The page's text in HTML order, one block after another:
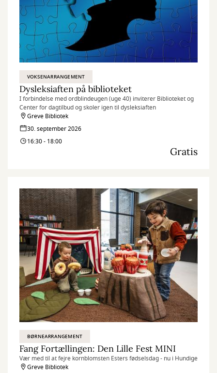
VOKSENARRANGEMENT
Dysleksiaften på biblioteket
I forbindelse med ordblindeugen (uge 40) inviterer Biblioteket og
Center for dagtilbud og skoler igen til dysleksiaften
Greve Bibliotek
30. september 2026
16:30 - 18:00
Gratis
BØRNEARRANGEMENT
Fang Fortællingen: Den Lille Fest MINI
Vær med til at fejre kornblomsten Esters fødselsdag - nu i Hundige
Greve Bibliotek